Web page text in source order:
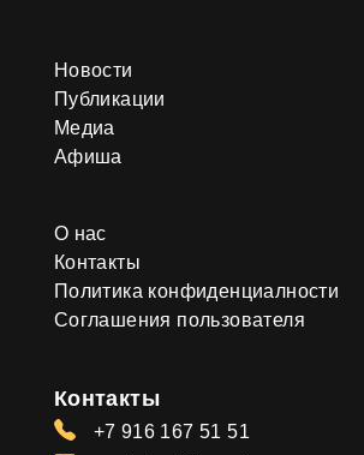
Новости
Публикации
Медиа
Афиша
О нас
Контакты
Политика конфиденциалности
Соглашения пользователя
Контакты
+7 916 167 51 51